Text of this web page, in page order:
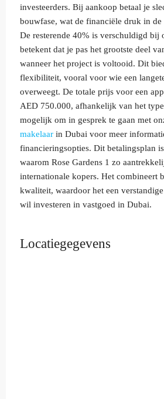
investeerders. Bij aankoop betaal je
bouwfase, wat de financiële druk in de
De resterende 40% is verschuldigd bij
betekent dat je pas het grootste deel
wanneer het project is voltooid. Dit
flexibiliteit, vooral voor wie een
overweegt. De totale prijs voor een
AED 750.000, afhankelijk van het
mogelijk om in gesprek te gaan met
makelaar in Dubai voor meer
financieringsopties. Dit betalingsplan
waarom Rose Gardens 1 zo
internationale kopers. Het combineert
kwaliteit, waardoor het een
wil investeren in vastgoed in Dubai.
Locatiegegevens